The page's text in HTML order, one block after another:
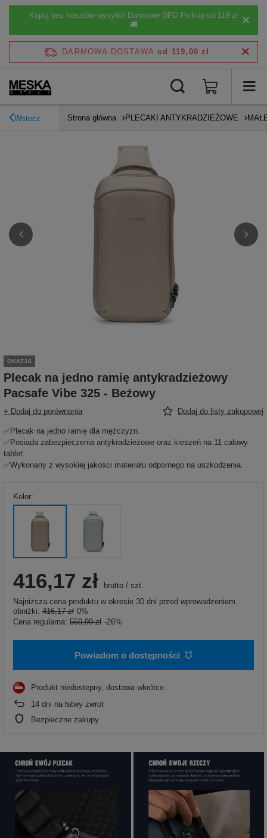
Kupuj bez kosztów wysyłki! Darmowe DPD Pickup od 119 zł
🚚
DARMOWA DOSTAWA od 119,00 zł
Wstecz Strona główna PLECAKI ANTYKRADZIEŻOWE
OKAZJA
Plecak na jedno ramię antykradzieżowy
Pacsafe Vibe 325 - Beżowy
+ Dodaj do porównania Dodaj do listy zakupowej
✅Plecak na jedno ramię dla mężczyzn.
✅Posiada zabezpieczenia antykradzieżowe oraz kieszeń na 11 calowy
tablet.
✅Wykonany z wysokiej jakości materiału odpornego na uszkodzenia.
Kolor
416,17 zł brutto / szt.
Najniższa cena produktu w okresie 30 dni przed wprowadzeniem
obniżki: 416,17 zł 0%
Cena regularna: 559,99 zł -26%
Powiadom o dostępności
Produkt niedostepny, dostawa wkrótce
14 dni na łatwy zwrot
Bezpieczne zakupy